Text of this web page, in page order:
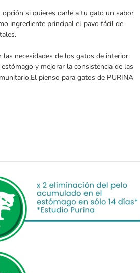
si quieres darle a tu gato un sabor
ingrediente principal el pavo fácil de
las necesidades de los gatos de interior.
y mejorar la consistencia de las
pienso para gatos de PURINA